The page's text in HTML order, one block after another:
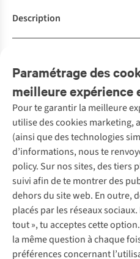
Description
Complétez le look
Achète la tenue
Paramétrage des
meilleure expérience
Pour te garantir la meilleure
utilise des cookies marketing,
(ainsi que des technologies
d’informations, nous te
policy. Sur nos sites, des tiers
suivi afin de te montrer des
dehors du site web. En outre,
placés par les réseaux
tout », tu acceptes cette
la même question à chaque
préférences concernant
Service client
Questions fréquentes
Commander
Payer
10 % réduction étudiants
Klarna : post-paiement
Livraison
Retourner
Rétractation d'une commande
Nos services
Vintage - ReJUsed
Atelier de couture
Personal shopping
Boîte à vêtements
Événements / ateliers
Juttu
Qui sommes-nous ?
Juttu Friends
Inspiration
Abonne-toi à la newsletter